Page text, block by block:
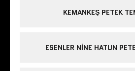
KEMANKEŞ PETEK
ESENLER NINE HATUN